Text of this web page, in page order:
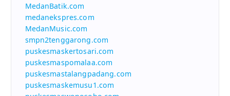
MedanBatik.com
medanekspres.com
MedanMusic.com
smpn2tenggarong.com
puskesmaskertosari.com
puskesmaspomalaa.com
puskesmastalangpadang.com
puskesmaskemusu1.com